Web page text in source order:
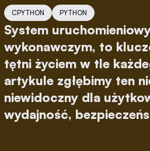
CPYTHON PYTHON
System
wykonawczym, to
tętni życiem w tle
artykule zgłębimy ten
niewidoczny dla
wydajność,